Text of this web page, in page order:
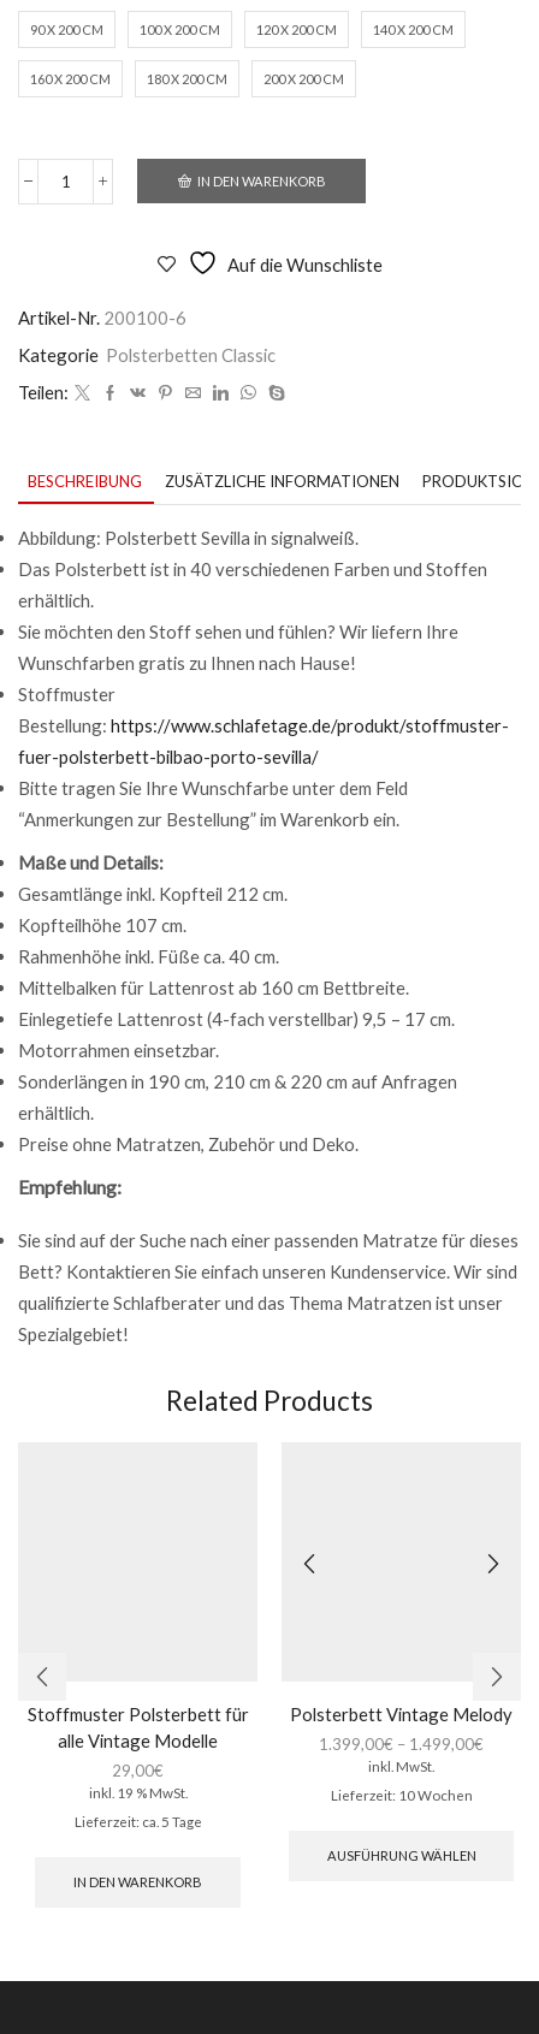
90 X 200 CM 100 X 200 CM 120 X 200 CM 140 X 200 CM
160 X 200 CM 180 X 200 CM 200 X 200 CM
Polsterbett
IN DEN WARENKORB
Auf die Wunschliste
Artikel-Nr. 200100-6
Kategorie Polsterbetten Classic
Teilen:
BESCHREIBUNG ZUSÄTZLICHE INFORMATIONEN
Abbildung: Polsterbett Sevilla in signalweiß.
Das Polsterbett ist in 40 verschiedenen Farben und Stoffen
erhältlich.
Sie möchten den Stoff sehen und fühlen? Wir liefern Ihre
Wunschfarben gratis zu Ihnen nach Hause!
Stoffmuster
Bestellung: https://www.schlafetage.de/produkt/stoffmuster-
fuer-polsterbett-bilbao-porto-sevilla/
Bitte tragen Sie Ihre Wunschfarbe unter dem Feld
“Anmerkungen zur Bestellung” im Warenkorb ein.
Maße und Details:
Gesamtlänge inkl. Kopfteil 212 cm.
Kopfteilhöhe 107 cm.
Rahmenhöhe inkl. Füße ca. 40 cm.
Mittelbalken für Lattenrost ab 160 cm Bettbreite.
Einlegetiefe Lattenrost (4-fach verstellbar) 9,5 – 17 cm.
Motorrahmen einsetzbar.
Sonderlängen in 190 cm, 210 cm & 220 cm auf Anfragen
erhältlich.
Preise ohne Matratzen, Zubehör und Deko.
Empfehlung:
Sie sind auf der Suche nach einer passenden Matratze für dieses
Bett? Kontaktieren Sie einfach unseren Kundenservice. Wir sind
qualifizierte Schlafberater und das Thema Matratzen ist unser
Spezialgebiet!
Related Products
Stoffmuster Polsterbett für
alle Vintage Modelle
29,00€
inkl. 19 % MwSt.
Lieferzeit: ca. 5 Tage
IN DEN WARENKORB
Polsterbett Vintage Melody
1.399,00€ – 1.499,00€
inkl. MwSt.
Lieferzeit: 10 Wochen
AUSFÜHRUNG WÄHLEN